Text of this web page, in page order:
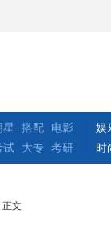
星 搭配
电影
试 大专 考研
娱
时
正文